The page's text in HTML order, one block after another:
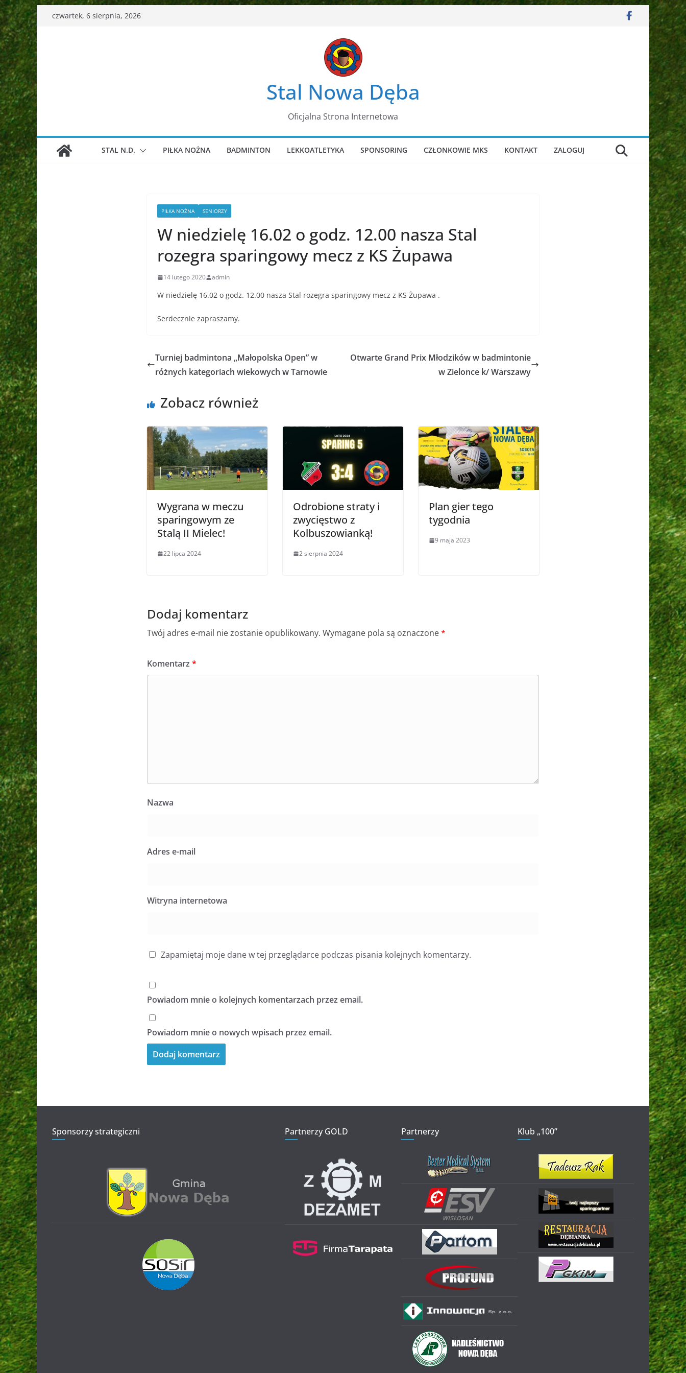
Przejdź
do
treści
czwartek, 6 sierpnia, 2026
Stal Nowa Dęba
Oficjalna Strona Internetowa
STAL N.D. PIŁKA NOŻNA BADMINTON LEKKOATLETYKA SPONSORING CZŁONKOWIE MKS KONTAKT ZALOGUJ
PIŁKA NOŻNA SENIORZY
W niedzielę 16.02 o godz. 12.00 nasza Stal
rozegra sparingowy mecz z KS Żupawa
14 lutego 2020 admin
W niedzielę 16.02 o godz. 12.00 nasza Stal rozegra sparingowy mecz z KS Żupawa .
Serdecznie zapraszamy.
Turniej badmintona „Małopolska Open” w
różnych kategoriach wiekowych w Tarnowie
Otwarte Grand Prix Młodzików w badmintonie
w Zielonce k/ Warszawy
Zobacz również
Wygrana w meczu
sparingowym ze
Stalą II Mielec!
22 lipca 2024
Odrobione straty i
zwycięstwo z
Kolbuszowianką!
2 sierpnia 2024
Plan gier tego
tygodnia
9 maja 2023
Dodaj komentarz
Twój adres e-mail nie zostanie opublikowany. Wymagane pola są oznaczone*
Komentarz *
Nazwa
Adres e-mail
Witryna internetowa
Zapamiętaj moje dane w tej przeglądarce podczas pisania kolejnych komentarzy.
Powiadom mnie o kolejnych komentarzach przez email.
Powiadom mnie o nowych wpisach przez email.
Sponsorzy strategiczni Partnerzy GOLD Partnerzy Klub „100”